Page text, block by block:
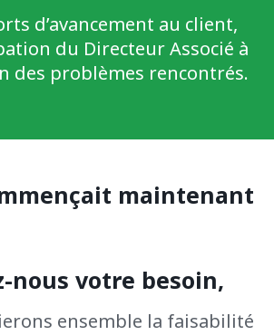
d’avancement au client,
du Directeur Associé à
des problèmes rencontrés.
maintenant
nous votre besoin,
ensemble la faisabilité